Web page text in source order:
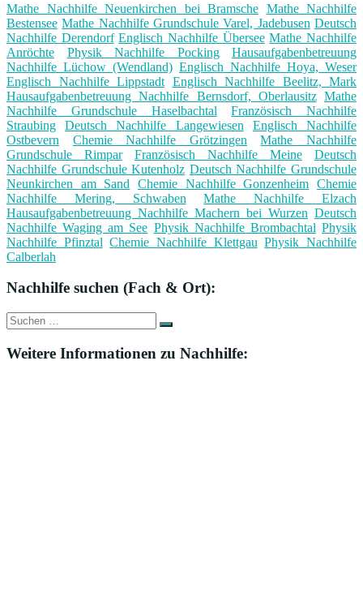
Mathe Nachhilfe Neuenkirchen bei Bramsche Mathe Nachhilfe
Bestensee Mathe Nachhilfe Grundschule Varel, Jadebusen Deutsch
Nachhilfe Derendorf Englisch Nachhilfe Übersee Mathe Nachhilfe
Anröchte
Physik Nachhilfe Pocking
Hausaufgabenbetreuung
Nachhilfe Lüchow (Wendland) Englisch Nachhilfe Hoya, Weser
Englisch Nachhilfe Lippstadt Englisch Nachhilfe Beelitz, Mark
Hausaufgabenbetreuung Nachhilfe Bernsdorf, Oberlausitz Mathe
Nachhilfe Grundschule Haselbachtal
Französisch Nachhilfe
Straubing
Deutsch Nachhilfe Langewiesen
Englisch Nachhilfe
Ostbevern
Chemie Nachhilfe Grötzingen
Mathe Nachhilfe
Grundschule Rimpar
Französisch Nachhilfe Meine
Deutsch
Nachhilfe Grundschule Kutenholz Deutsch Nachhilfe Grundschule
Neunkirchen am Sand
Chemie Nachhilfe Gonzenheim Chemie
Nachhilfe Mering, Schwaben
Mathe Nachhilfe Elzach
Hausaufgabenbetreuung Nachhilfe Machern bei Wurzen Deutsch
Nachhilfe Waging am See Physik Nachhilfe Brombachtal Physik
Nachhilfe Pfinztal Chemie Nachhilfe Klettgau Physik Nachhilfe
Calberlah
Nachhilfe suchen (Fach & Ort):
Suche
nach:
Suchen
Weitere Informationen zu Nachhilfe: